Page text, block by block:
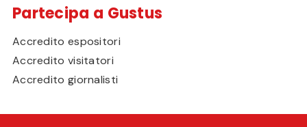
Partecipa a Gustus
Accredito espositori
Accredito visitatori
Accredito giornalisti